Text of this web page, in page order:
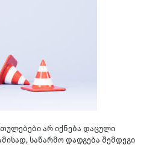
არ იქნება დაცული
საწარმო დადგება შემდეგი